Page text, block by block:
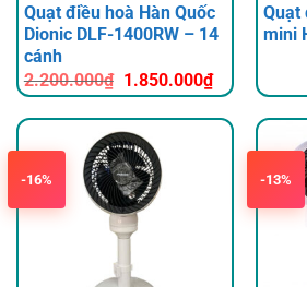
Quạt điều hoà Hàn Quốc
Dionic DLF-1400RW – 14
cánh
2.200.000₫ Giá
gốc
là:
2.200.000₫.
1.850.000₫Giá
hiện
tại
là:
1.850.000₫.
Quạt
mini
-16% -13%